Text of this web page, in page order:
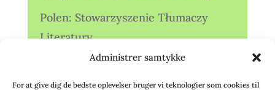
Administrer samtykke
For at give dig de bedste oplevelser bruger vi teknologier som cookies til
Polen: Stowarzyszenie Tłumaczy
Literatury
Storbritannien: Translators
Association (TA)